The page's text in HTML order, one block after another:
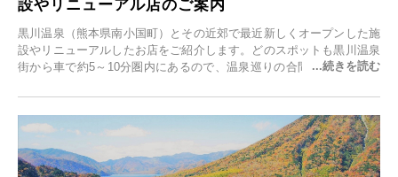
設やリニューアル店のご案内
黒川温泉（熊本県南小国町）とその近郊で最近新しくオープンした施
設やリニューアルしたお店をご紹介します。どのスポットも黒川温泉
街から車で約5～10分圏内にあるので、温泉巡りの合間に気軽に立ち
元食材にこだわったレストランなど、多彩な魅力が満載です。黒川温
泉の新たな楽しみとしてチェックしてみてください。